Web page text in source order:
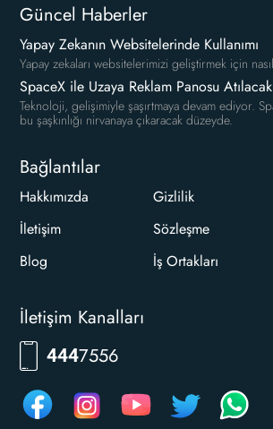
Güncel Haberler
Yapay Zekanın Websitelerinde Kullanımı
Yapay zekaları websitelerimizi geliştirmek için
SpaceX ile Uzaya Reklam Panosu Atılacak
Teknoloji, gelişimiyle şaşırtmaya devam ediyor.
bu şaşkınlığı nirvanaya çıkaracak düzeyde.
Bağlantılar
Hakkımızda
İletişim
Blog
Gizlilik
Sözleşme
İş Ortakları
İletişim Kanalları
444RKLM